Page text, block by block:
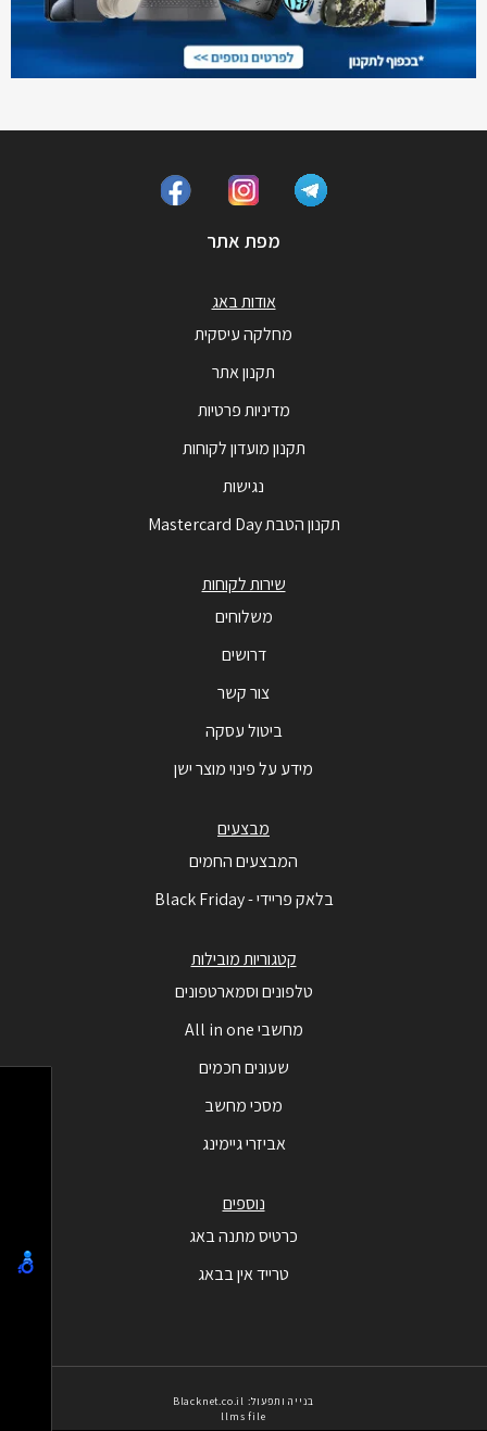
מפת אתר
אודות באג
מחלקה עיסקית
תקנון אתר
מדיניות פרטיות
תקנון מועדון לקוחות
נגישות
תקנון הטבת Mastercard Day
שירות לקוחות
משלוחים
דרושים
צור קשר
ביטול עסקה
מידע על פינוי מוצר ישן
מבצעים
המבצעים החמים
בלאק פריידי - Black Friday
קטגוריות מובילות
טלפונים וסמארטפונים
מחשבי All in one
שעונים חכמים
מסכי מחשב
אביזרי גיימינג
נוספים
כרטיס מתנה באג
טרייד אין בבאג
בנייה ותפעול: Blacknet.co.il
llms file